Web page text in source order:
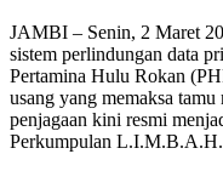
JAMBI – Senin, 2 Maret
sistem perlindungan data
Pertamina Hulu Rokan
usang yang memaksa
penjagaan kini resmi
Perkumpulan